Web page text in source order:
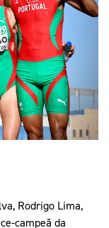
Educação
Rodrigo Lima,
campeã da